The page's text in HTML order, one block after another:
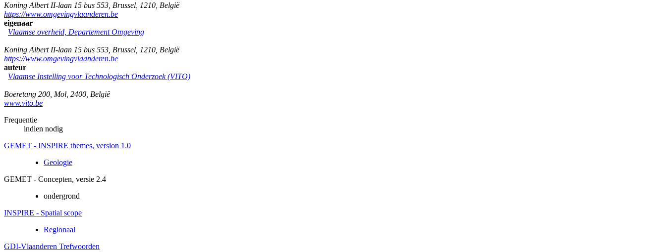
Koning Albert II-laan 15 bus 553 Brussel 1210 België
https://www.omgevingvlaanderen.be
eigenaar
Vlaamse overheid, Departement Omgeving
Koning Albert II-laan 15 bus 553 Brussel 1210 België
https://www.omgevingvlaanderen.be
auteur
Vlaamse Instelling voor Technologisch Onderzoek (VITO)
Boeretang 200 Mol 2400 België
www.vito.be
Frequentie
indien nodig
GEMET - INSPIRE themes, version 1.0
Geologie
GEMET - Concepten, versie 2.4
ondergrond
INSPIRE - Spatial scope
Regionaal
GDI-Vlaanderen Trefwoorden